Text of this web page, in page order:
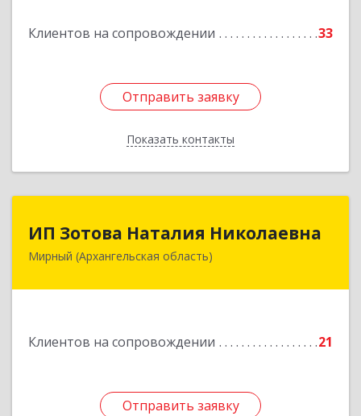
Клиентов на сопровождении 33
Отправить заявку
Показать контакты
Отправить заявку
Назад
ИП Зотова Наталия Николаевна
Мирный (Архангельская область)
Клиентов на сопровождении 21
Отправить заявку
164170, г.Мирный, Архангельской обл.,
Отправить заявку